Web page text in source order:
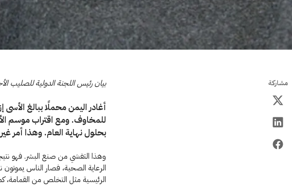
مشاركة بيان رئيس اللجنة الدولية للصليب
أغادر اليمن محملًا ببالغ الأسى
بحلول نهاية العام. وهذا أمر
وهذا التفشي من صنع البشر. فهو
الرعاية الصحية، فصار الناس
الرئيسية مثل التخلص من القمامة،